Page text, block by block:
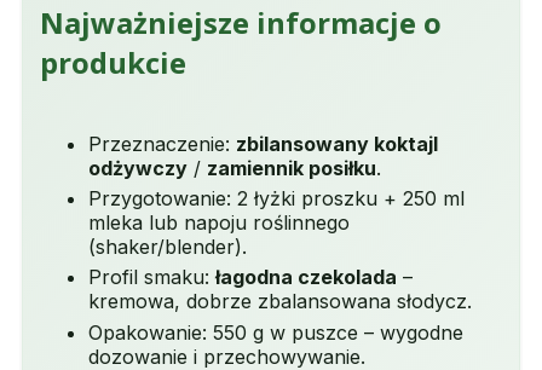
Najważniejsze informacje o
produkcie
Przeznaczenie: zbilansowany koktajl
odżywczy / zamiennik posiłku.
Przygotowanie: 2 łyżki proszku + 250 ml
mleka lub napoju roślinnego
(shaker/blender).
Profil smaku:łagodna czekolada –
kremowa, dobrze zbalansowana słodycz.
Opakowanie: 550 g w puszce – wygodne
dozowanie i przechowywanie.